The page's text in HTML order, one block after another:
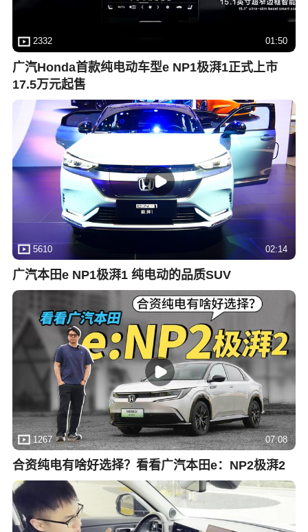
2332 01:50
广汽Honda首款纯电动车型e NP1极湃1正式上市
17.5万元起售
5610 02:14
广汽本田e NP1极湃1 纯电动的品质SUV
1267 07:08
合资纯电有啥好选择？看看广汽本田e：NP2极湃2